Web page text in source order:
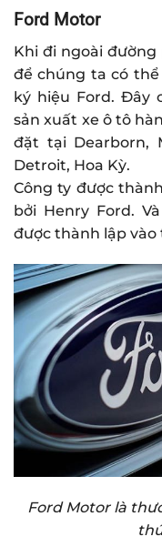
Ford Motor
Khi đi ngoài
để chúng ta có
ký hiệu Ford. Đây
sản xuất xe ô tô
đặt tại Dearborn,
Detroit, Hoa Kỳ.
Công ty được
bởi Henry Ford.
được thành lập vào
Ford Motor là